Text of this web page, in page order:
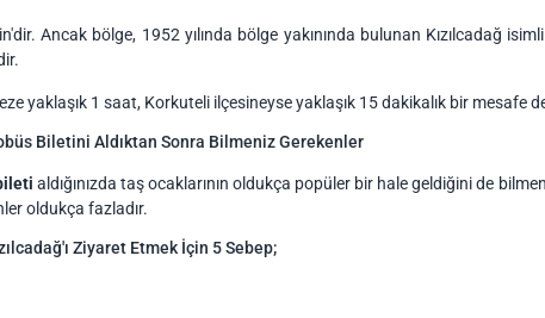
Ancak bölge, 1952 yılında bölge yakınında bulunan Kızılcadağ isimli
yaklaşık 1 saat, Korkuteli ilçesineyse yaklaşık 15 dakikalık bir mesafe
Biletini Aldıktan Sonra Bilmeniz Gerekenler
aldığınızda taş ocaklarının oldukça popüler bir hale geldiğini de
oldukça fazladır.
Ziyaret Etmek İçin 5 Sebep;